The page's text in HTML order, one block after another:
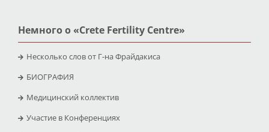
Немного о «Crete Fertility Centre»
Несколько слов от Г-на Фрайдакиса
БИОГРАФИЯ
Медицинский коллектив
Участие в Конференциях